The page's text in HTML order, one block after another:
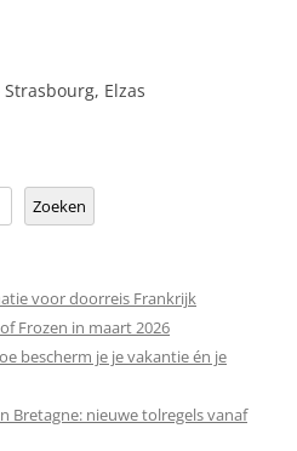
Strasbourg, Elzas
Zoeken
voor doorreis Frankrijk
Frozen in maart 2026
bescherm je je vakantie én je
Bretagne: nieuwe tolregels vanaf